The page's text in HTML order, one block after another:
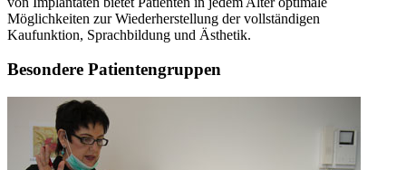
Möglichkeiten zur Wiederherstellung der vollständigen
Kaufunktion, Sprachbildung und Ästhetik.
Besondere Patientengruppen